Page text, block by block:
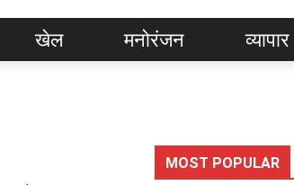
खेल मनोरंजन व्यापार
MOST POPULAR